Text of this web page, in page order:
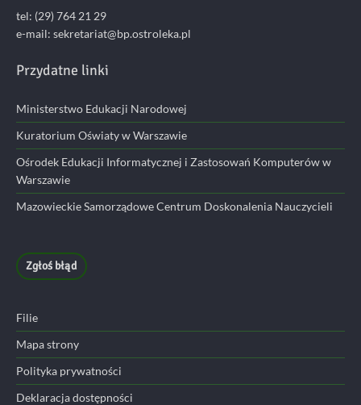
tel: (29) 764 21 29
e-mail: sekretariat@bp.ostroleka.pl
Przydatne linki
Ministerstwo Edukacji Narodowej
Kuratorium Oświaty w Warszawie
Ośrodek Edukacji Informatycznej i Zastosowań Komputerów w
Warszawie
Mazowieckie Samorządowe Centrum Doskonalenia Nauczycieli
Zgłoś błąd
Filie
Mapa strony
Polityka prywatności
Deklaracja dostępności